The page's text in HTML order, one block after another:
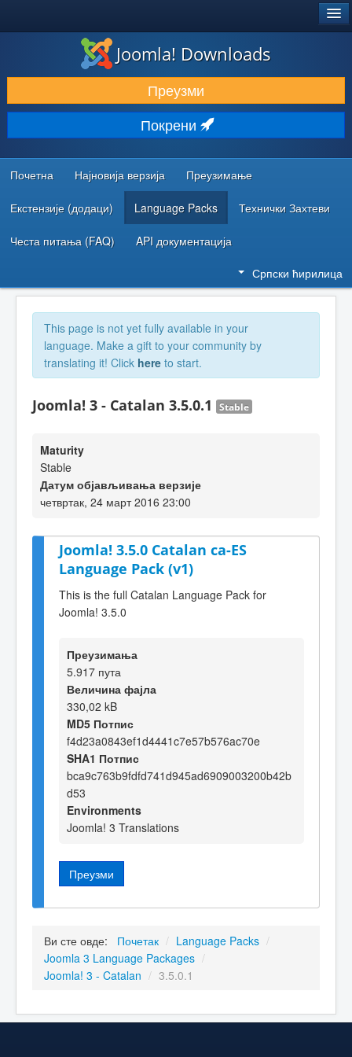
ПРЕУЗИМАЊЕ И ПРОШИРЕЊА (ЕКСТЕНЗИЈЕ)
ОТКРИЈТЕ И НАУЧИТЕ
ЗАЈЕДНИЦА И ПОДРШКА
РЕСУРСИ ЗА РАЗВОЈ
Joomla! Downloads
Преузми
Покрени
Почетна Најновија верзија Преузимање
Екстензије (додаци) Language Packs Технички Захтеви
Честа питања (FAQ) API документација
Српски ћирилица
This page is not yet fully available in your
language. Make a gift to your community by
translating it! Click here to start.
Joomla! 3 - Catalan 3.5.0.1 Stable
Maturity
Stable
Датум објављивања верзије
четвртак, 24 март 2016 23:00
Joomla! 3.5.0 Catalan ca-ES
Language Pack (v1)
This is the full Catalan Language Pack for
Joomla! 3.5.0
Преузимања
5.917 пута
Величина фајла
330,02 kB
MD5 Потпис
f4d23a0843ef1d4441c7e57b576ac70e
SHA1 Потпис
bca9c763b9fdfd741d945ad6909003200b42b
d53
Environments
Joomla! 3 Translations
Преузми
Ви сте овде: Почетак / Language Packs /
Joomla 3 Language Packages /
Joomla! 3 - Catalan / 3.5.0.1